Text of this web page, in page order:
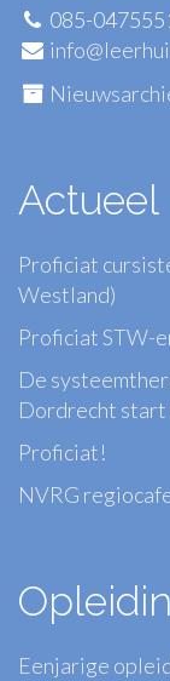
085-
Actueel
Proficiat
Westland)
Proficiat STW-
De
Dordrecht start
Proficiat!
NVRG
Eenjarige